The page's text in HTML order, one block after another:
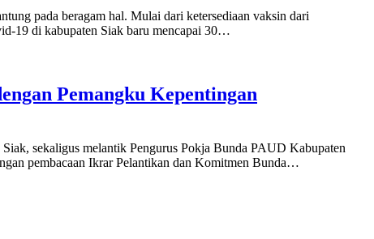
pada beragam hal. Mulai dari ketersediaan vaksin dari
19 di kabupaten Siak baru mencapai 30…
Pemangku Kepentingan
sekaligus melantik Pengurus Pokja Bunda PAUD Kabupaten
pembacaan Ikrar Pelantikan dan Komitmen Bunda…